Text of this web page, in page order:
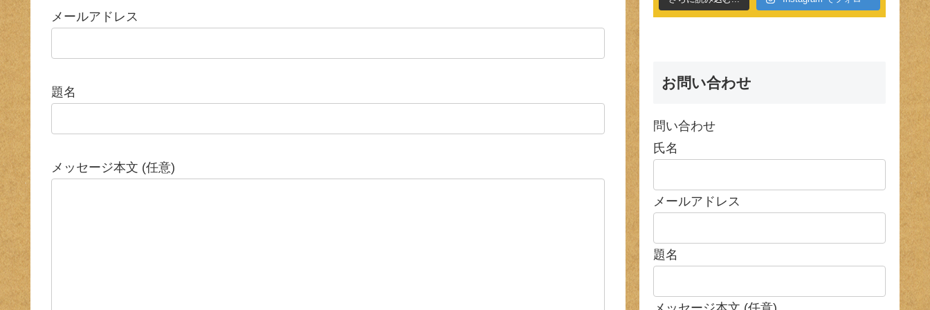
メールアドレス
題名
メッセージ本文 (任意)
お問い合わせ
問い合わせ
氏名
メールアドレス
題名